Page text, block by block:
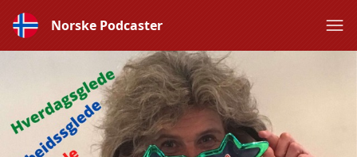
Norske Podcaster